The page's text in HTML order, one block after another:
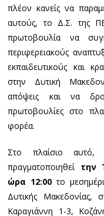
πλέον κανείς να
αυτούς, το Δ.Σ. της
πρωτοβουλία να
περιφερειακούς
εκπαιδευτικούς και
στην Δυτική
απόψεις και να
πρωτοβουλίες στο
φορέα.
Στο πλαίσιο
πραγματοποιηθεί την
ώρα 12:00 το
Δυτικής Μακεδονίας,
Καραγιάννη 1-3,